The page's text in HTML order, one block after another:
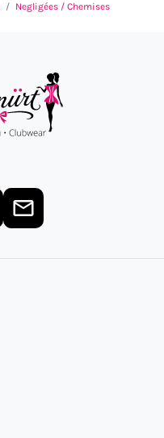
Negligées / Chemises